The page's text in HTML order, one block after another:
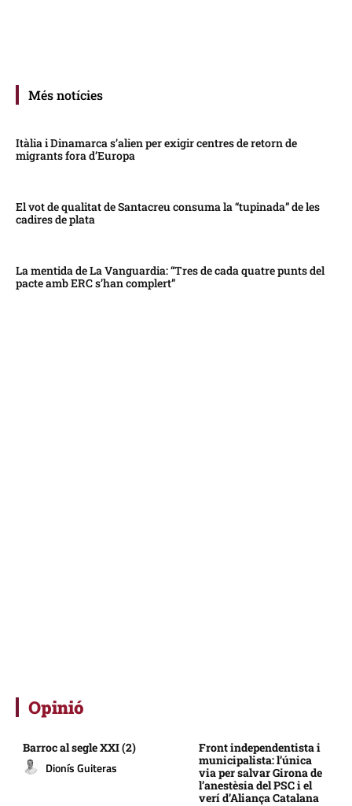
Més notícies
Itàlia i Dinamarca s’alien per exigir centres de retorn de
migrants fora d’Europa
El vot de qualitat de Santacreu consuma la “tupinada” de les
cadires de plata
La mentida de La Vanguardia: “Tres de cada quatre punts del
pacte amb ERC s’han complert”
Opinió
Barroc al segle XXI (2)
Dionís Guiteras
Front independentista i
municipalista: l’única
via per salvar Girona de
l’anestèsia del PSC i el
verí d’Aliança Catalana